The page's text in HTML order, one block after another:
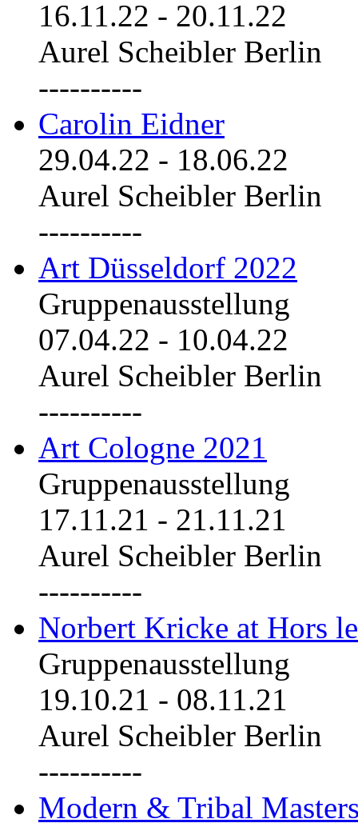
16.11.22 - 20.11.22
Aurel Scheibler Berlin
----------
Carolin Eidner
29.04.22 - 18.06.22
Aurel Scheibler Berlin
----------
Art Düsseldorf 2022
Gruppenausstellung
07.04.22 - 10.04.22
Aurel Scheibler Berlin
----------
Art Cologne 2021
Gruppenausstellung
17.11.21 - 21.11.21
Aurel Scheibler Berlin
----------
Norbert Kricke at Hors
Gruppenausstellung
19.10.21 - 08.11.21
Aurel Scheibler Berlin
----------
Modern & Tribal